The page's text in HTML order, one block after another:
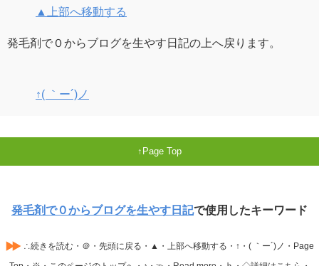
▲上部へ移動する
発毛剤で０からブログを生やす日記の上へ戻ります。
↑( ｀ー´)ノ
Page Top
発毛剤で０からブログを生やす日記で使用したキーワード
∴続きを読む・＠・先頭に戻る・▲・上部へ移動する・↑・( ｀ー´)ノ・Page